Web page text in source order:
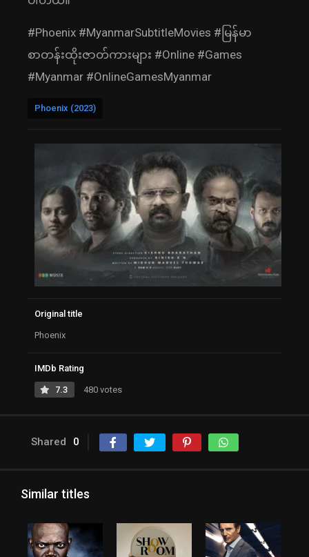
#Phoenix #MyanmarSubtitleMovies #မြန်မာ
စာတန်းထိုးဇာတ်ကားများ #Online #Games
#Myanmar #OnlineGamesMyanmar
Phoenix (2023)
Original title
Phoenix
IMDb Rating
7.3 480 votes
Shared 0
Similar titles